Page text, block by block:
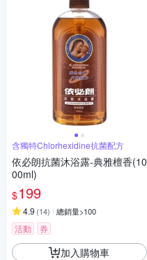
含獨特Chlorhexidine抗菌配方
依必朗抗菌沐浴露-典雅檀香(10
00ml)
$199
4.9 (14) 總銷量>100
活動 券
加入購物車